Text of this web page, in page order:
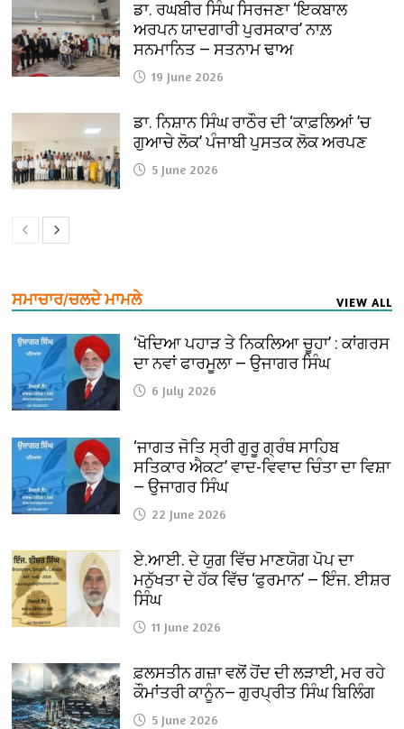
ਡਾ. ਰਘਬੀਰ ਸਿੰਘ ਸਿਰਜਣਾ ‘ਇਕਬਾਲ
ਅਰਪਨ ਯਾਦਗਾਰੀ ਪੁਰਸਕਾਰ’ ਨਾਲ਼
ਸਨਮਾਨਿਤ — ਸਤਨਾਮ ਢਾਅ
19 June 2026
ਡਾ. ਨਿਸ਼ਾਨ ਸਿੰਘ ਰਾਠੌਰ ਦੀ ‘ਕਾਫ਼ਲਿਆਂ ’ਚ
ਗੁਆਚੇ ਲੋਕ’ ਪੰਜਾਬੀ ਪੁਸਤਕ ਲੋਕ ਅਰਪਣ
5 June 2026
ਸਮਾਚਾਰ/ਚਲਦੇ ਮਾਮਲੇ VIEW ALL
‘ਖੋਦਿਆ ਪਹਾੜ ਤੇ ਨਿਕਲਿਆ ਚੂਹਾ’ : ਕਾਂਗਰਸ
ਦਾ ਨਵਾਂ ਫਾਰਮੂਲਾ — ਉਜਾਗਰ ਸਿੰਘ
6 July 2026
‘ਜਾਗਤ ਜੋਤਿ ਸ੍ਰੀ ਗੁਰੂ ਗ੍ਰੰਥ ਸਾਹਿਬ
ਸਤਿਕਾਰ ਐਕਟ’ ਵਾਦ-ਵਿਵਾਦ ਚਿੰਤਾ ਦਾ ਵਿਸ਼ਾ
— ਉਜਾਗਰ ਸਿੰਘ
22 June 2026
ਏ.ਆਈ. ਦੇ ਯੁਗ ਵਿੱਚ ਮਾਣਯੋਗ ਪੋਪ ਦਾ
ਮਨੁੱਖਤਾ ਦੇ ਹੱਕ ਵਿੱਚ ‘ਫੁਰਮਾਨ’ — ਇੰਜ. ਈਸ਼ਰ
ਸਿੰਘ
11 June 2026
ਫ਼ਲਸਤੀਨ ਗਜ਼ਾ ਵਲੋਂ ਹੋਂਦ ਦੀ ਲੜਾਈ, ਮਰ ਰਹੇ
ਕੌਮਾਂਤਰੀ ਕਾਨੂੰਨ— ਗੁਰਪ੍ਰੀਤ ਸਿੰਘ ਬਿਲਿੰਗ
5 June 2026